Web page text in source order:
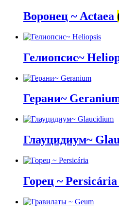
Воронец ~ Actaea
Гелиопсис~
Герани~
Глауцидиум~
Горец ~ Persicária